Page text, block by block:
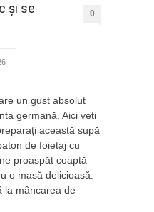
și se
0
un gust absolut
germană. Aici veți
această supă
de foietaj cu
proaspăt coaptă –
o masă delicioasă.
la mâncarea de